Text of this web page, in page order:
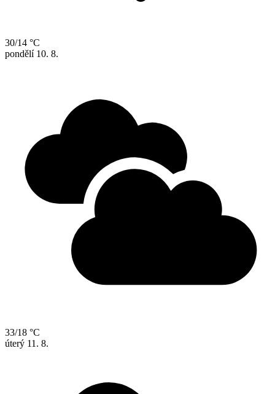
30/14 °C
pondělí 10. 8.
33/18 °C
úterý 11. 8.